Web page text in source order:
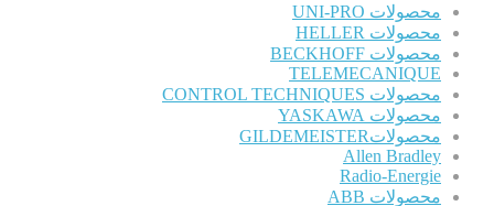
محصولات UNI-PRO
محصولات HELLER
محصولات BECKHOFF
TELEMECANIQUE
محصولات CONTROL TECHNIQUES
محصولات YASKAWA
محصولاتGILDEMEISTER
Allen Bradley
Radio-Energie
محصولات ABB